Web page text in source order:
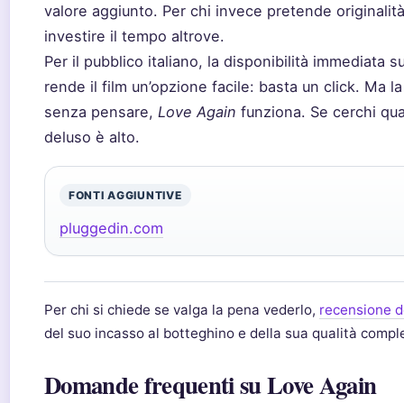
valore aggiunto. Per chi invece pretende
investire il tempo altrove.
Per il pubblico italiano, la disponibilità immediata
rende il film un’opzione facile: basta un click. Ma
senza pensare, Love Again funziona. Se cerchi
deluso è alto.
FONTI AGGIUNTIVE
pluggedin.com
Per chi si chiede se valga la pena vederlo, recensione
del suo incasso al botteghino e della sua qualità
Domande frequenti su Love Again